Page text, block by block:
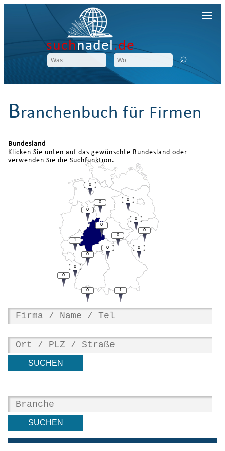
suchnadel.de
Branchenbuch für Firmen
Bundesland
Klicken Sie unten auf das gewünschte Bundesland oder
verwenden Sie die Suchfunktion.
0
0
1
0
0
0
0
0
0
0
0
0
0
0
0
1